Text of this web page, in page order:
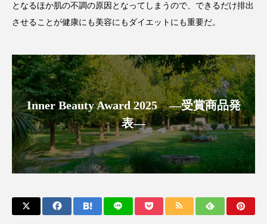
サステナブル美容 サプライチェーン
サプリ サロンクレンジング サロン戦略
サロン経営 サロン連略 シャネル
スカルプ クレンジング 頻度 スカルプケア
スキンケアルーティン ストレス スパ
となるほか肌の不調の原因となってしまうので、できるだけ排出
させることが健康にも美容にもダイエットにも重要だ。
Inner Beauty Award 2025 ―受賞商品発
表―